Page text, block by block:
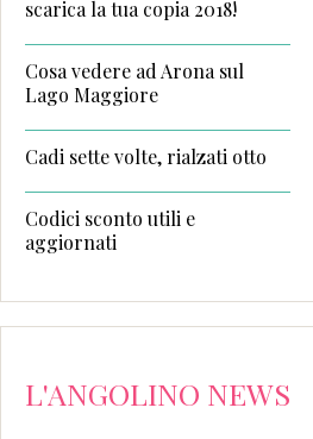
scarica la tua copia 2018!
Cosa vedere ad Arona sul
Lago Maggiore
Cadi sette volte, rialzati otto
Codici sconto utili e
aggiornati
L'ANGOLINO NEWS